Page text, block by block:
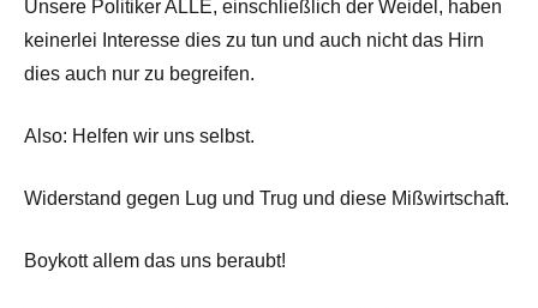
Unsere Politiker ALLE, einschließlich der Weidel, haben
keinerlei Interesse dies zu tun und auch nicht das Hirn
dies auch nur zu begreifen.
Also: Helfen wir uns selbst.
Widerstand gegen Lug und Trug und diese Mißwirtschaft.
Boykott allem das uns beraubt!